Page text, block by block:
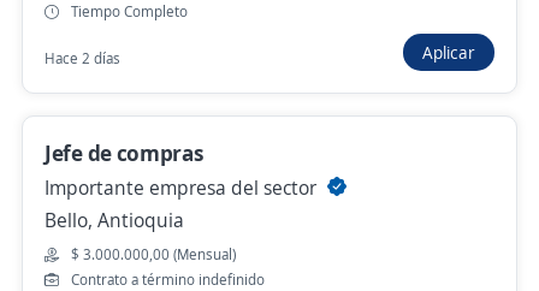
Ejecutivo/a comercial corporativo
Medellín, Antioquia
$ 2.500.000,00 (Mensual)
Hace 3 horas
Se precisa Urgente
Tiempo Completo
Hace 2 días Aplicar
Jefe de compras
Importante empresa del sector
Bello, Antioquia
$ 3.000.000,00 (Mensual)
Contrato a término indefinido